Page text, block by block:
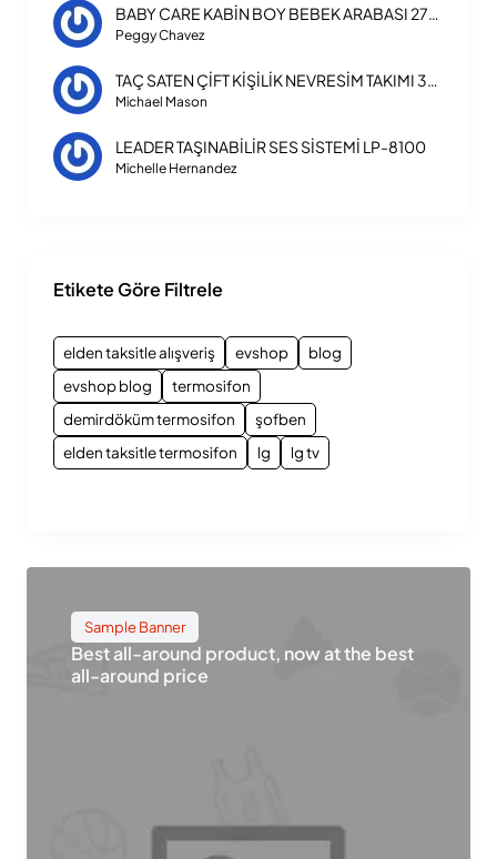
BABY CARE KABİN BOY BEBEK ARABASI 270 TRIPPER
Peggy Chavez
TAÇ SATEN ÇİFT KİŞİLİK NEVRESİM TAKIMI 3254
Michael Mason
LEADER TAŞINABİLİR SES SİSTEMİ LP-8100
Michelle Hernandez
Etikete Göre Filtrele
elden taksitle alışveriş evshop
blog
evshop blog
termosifon
demirdöküm termosifon
şofben
elden taksitle termosifon
lg lg tv
Sample Banner
Best all-around product, now at the best
all-around price